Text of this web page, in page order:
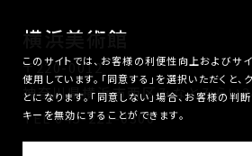
横浜美術館
〒220-0012
神奈川県横浜市西区みなとみらい
TEL045-221-0300
このサイトでは、お客様の利便性向上およびサ
使用しています。「同意する」を選択いただくと
とになります。「同意しない」場合、お客様の判
キーを無効にすることができます。